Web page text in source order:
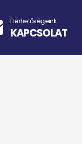
Elérhetőségeink
KAPCSOLAT